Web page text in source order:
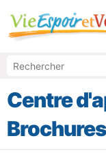
Centre
Brochures